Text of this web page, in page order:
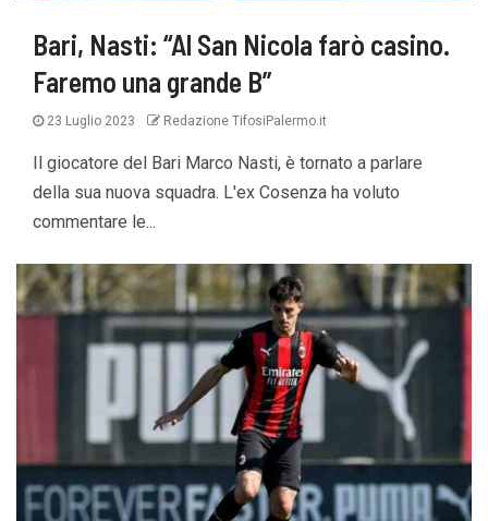
Bari, Nasti: “Al San Nicola farò casino.
Faremo una grande B”
23 Luglio 2023 Redazione TifosiPalermo.it
Il giocatore del Bari Marco Nasti, è tornato a parlare
della sua nuova squadra. L'ex Cosenza ha voluto
commentare le...